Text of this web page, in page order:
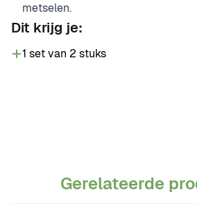
metselen.
Dit krijg je:
1 set van 2 stuks
Gerelateerde